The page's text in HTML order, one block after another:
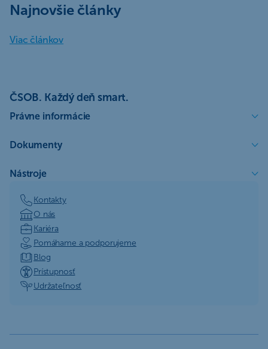
Najnovšie články
Viac článkov
ČSOB. Každý deň smart.
Právne informácie
Dokumenty
Nástroje
Kontakty
O nás
Kariéra
Pomáhame a podporujeme
Blog
Prístupnosť
Udržateľnosť